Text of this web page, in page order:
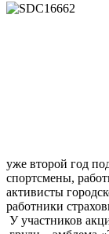
уже второй год
спортсмены,
активисты
работники
У участников